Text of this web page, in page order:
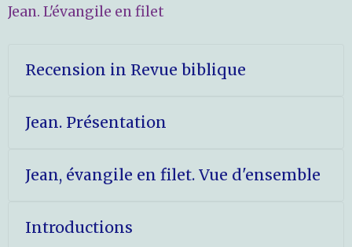
Jean. L'évangile en filet
Recension in Revue biblique
Jean. Présentation
Jean, évangile en filet. Vue d'ensemble
Introductions